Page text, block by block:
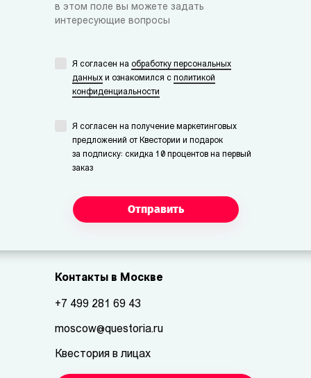
в этом поле вы можете задать
интересующие вопросы
Я согласен на обработку персональных
данных и ознакомился с политикой
конфиденциальности
Я согласен на получение маркетинговых
предложений от Квестории и подарок
за подписку: скидка 10 процентов на первый
заказ
Отправить
Контакты в Москве
+7 499 281 69 43
moscow@questoria.ru
Квестория в лицах